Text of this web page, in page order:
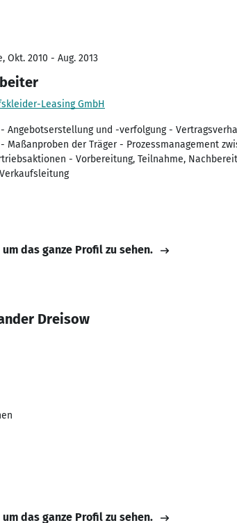
Okt. 2010 - Aug. 2013
Leasing GmbH
Angebotserstellung und -verfolgung -
Maßanproben der Träger - Prozessmanagement
- Vorbereitung, Teilnahme,
das ganze Profil zu sehen.
Dreisow
das ganze Profil zu sehen.